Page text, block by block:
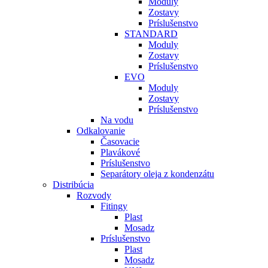
Zostavy
Príslušenstvo
STANDARD
Moduly
Zostavy
Príslušenstvo
EVO
Moduly
Zostavy
Príslušenstvo
Na vodu
Odkalovanie
Časovacie
Plavákové
Príslušenstvo
Separátory oleja z kondenzátu
Distribúcia
Rozvody
Fitingy
Plast
Mosadz
Príslušenstvo
Plast
Mosadz